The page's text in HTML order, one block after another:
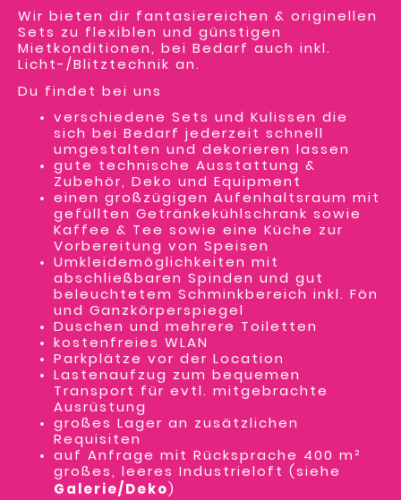
Wir bieten dir fantasiereichen & originellen
Sets zu flexiblen und günstigen
Mietkonditionen, bei Bedarf auch inkl.
Licht-/Blitztechnik an.
Du findet bei uns
verschiedene Sets und Kulissen die
sich bei Bedarf jederzeit schnell
umgestalten und dekorieren lassen
gute technische Ausstattung &
Zubehör, Deko und Equipment
einen großzügigen Aufenhaltsraum mit
gefüllten Getränkekühlschrank sowie
Kaffee & Tee sowie eine Küche zur
Vorbereitung von Speisen
Umkleidemöglichkeiten mit
abschließbaren Spinden und gut
beleuchtetem Schminkbereich inkl. Fön
und Ganzkörperspiegel
Duschen und mehrere Toiletten
kostenfreies WLAN
Parkplätze vor der Location
Lastenaufzug zum bequemen
Transport für evtl. mitgebrachte
Ausrüstung
großes Lager an zusätzlichen
Requisiten
auf Anfrage mit Rücksprache 400 m²
großes, leeres Industrieloft (siehe
Galerie/Deko)